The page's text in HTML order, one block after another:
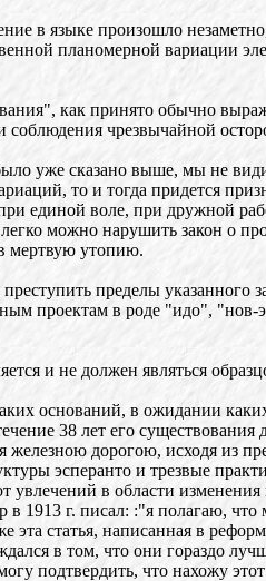
в языке произошло
планомерной вариации
как принято обычно
чрезвычайной
уже сказано выше, мы не
то и тогда придется
единой воле, при дружной
можно нарушить закон о
мертвую утопию.
пределы указанного
проектам в роде "идо",
и не должен являться
оснований, в ожидании
38 лет его
дорогою, исходя из
эсперанто и трезвые
увлечений в области
1913 г. писал: :"я полагаю,
статья, написанная в
в том, что они гораздо
подтвердить, что нахожу